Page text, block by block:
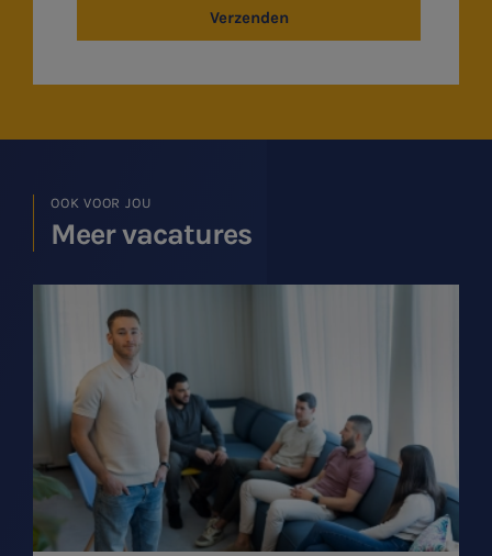
Verzenden
OOK VOOR JOU
Meer vacatures